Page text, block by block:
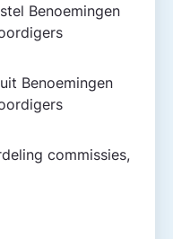
Benoemingen
Benoemingen
commissies,